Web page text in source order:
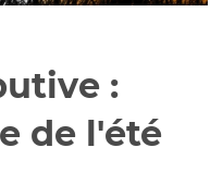
:
de l'été